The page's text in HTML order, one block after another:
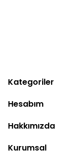
Kategoriler
Hesabım
Hakkımızda
Kurumsal